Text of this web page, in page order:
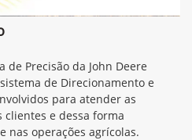
Precisão da John Deere
de Direcionamento e
para atender as
e dessa forma
nas operações agrícolas.